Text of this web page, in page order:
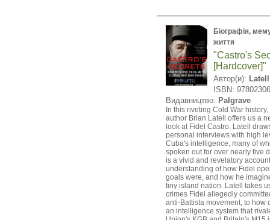
Біографія,
життя
"Castro's
[Hardcover]"
Автор(и):
ISBN:
Видавництво: Palgrave
In this riveting Cold War
author Brian Latell offers us a
look at Fidel Castro. Latell
personal interviews with high
Cuba's intelligence, many of
spoken out for over nearly five
is a vivid and revelatory
understanding of how Fidel
goals were, and how he
tiny island nation. Latell takes
crimes Fidel allegedly
anti-Battista movement, to how
an intelligence system that